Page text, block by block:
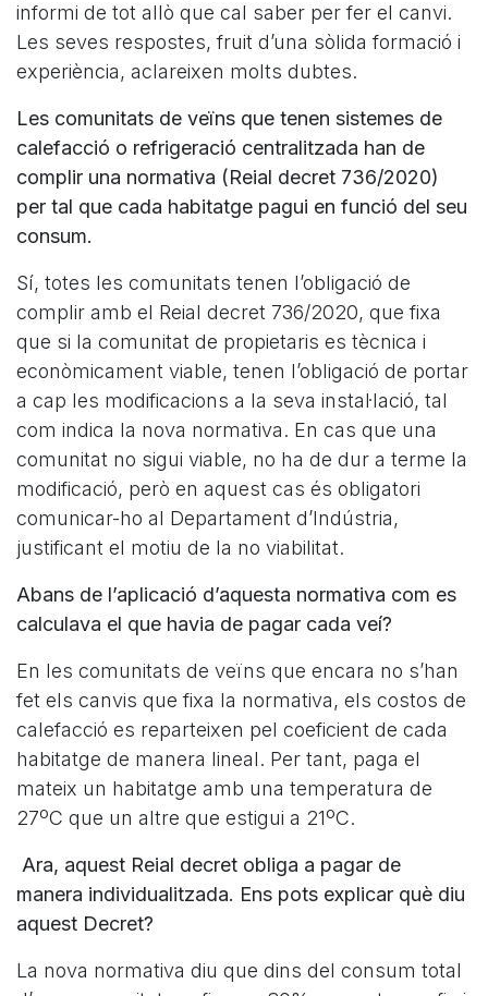
informi de tot allò que cal saber per fer el canvi.
Les seves respostes, fruit d’una sòlida formació i
experiència, aclareixen molts dubtes.
Les comunitats de veïns que tenen sistemes de
calefacció o refrigeració centralitzada han de
complir una normativa (Reial decret 736/2020)
per tal que cada habitatge pagui en funció del seu
consum.
Sí, totes les comunitats tenen l’obligació de
complir amb el Reial decret 736/2020, que fixa
que si la comunitat de propietaris es tècnica i
econòmicament viable, tenen l’obligació de portar
a cap les modificacions a la seva instal·lació, tal
com indica la nova normativa. En cas que una
comunitat no sigui viable, no ha de dur a terme la
modificació, però en aquest cas és obligatori
comunicar-ho al Departament d’Indústria,
justificant el motiu de la no viabilitat.
Abans de l’aplicació d’aquesta normativa com es
calculava el que havia de pagar cada veí?
En les comunitats de veïns que encara no s’han
fet els canvis que fixa la normativa, els costos de
calefacció es reparteixen pel coeficient de cada
habitatge de manera lineal. Per tant, paga el
mateix un habitatge amb una temperatura de
27ºC que un altre que estigui a 21ºC.
Ara, aquest Reial decret obliga a pagar de
manera individualitzada. Ens pots explicar què diu
aquest Decret?
La nova normativa diu que dins del consum total